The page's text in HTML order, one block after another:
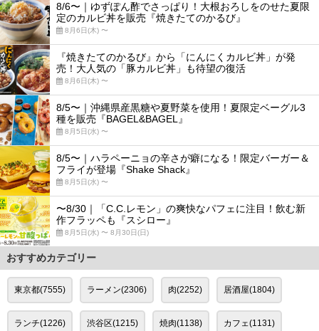
8/6〜｜ゆずぽん酢でさっぱり！大根おろしをのせた夏限
定のカルビ丼を販売『焼きたてのかるび』
8月6日(木) 〜
『焼きたてのかるび』から「にんにくカルビ丼」が発
売！大人気の「豚カルビ丼」も待望の復活
8月6日(木) 〜
8/5〜｜沖縄県産黒糖や夏野菜を使用！夏限定ベーグル3
種を販売『BAGEL&BAGEL』
8月5日(水) 〜
8/5〜｜ハラペーニョの辛さが癖になる！限定バーガー＆
フライが登場『Shake Shack』
8月5日(水) 〜
〜8/30｜「C.C.レモン」の爽快なパフェに注目！飲む新
作フラッペも『スシロー』
8月5日(水) 〜 8月30日(日)
おすすめカテゴリー
東京都(7555) ラーメン(2306) 肉(2252) 居酒屋(1804)
ランチ(1226) 渋谷区(1215) 焼肉(1138) カフェ(1131)